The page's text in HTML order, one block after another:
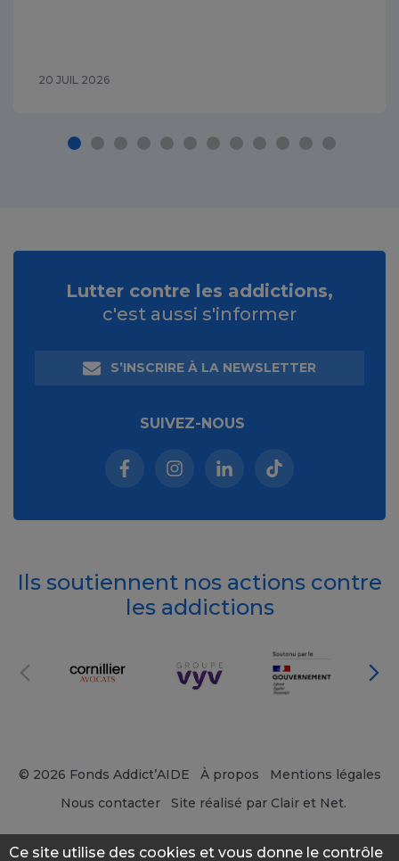
20 JUIL 2026
Lutter contre les addictions,
c'est aussi s'informer
S’INSCRIRE À LA NEWSLETTER
SUIVEZ-NOUS
Facebook (nouvelle fenêtre)
Instagram (nouvelle fenêtre)
Linkedin (nouvelle
Tiktok (nouvelle
Ils soutiennent nos actions contre
les addictions
© 2026 Fonds Addict’AIDE À propos
Mentions légales
Nous contacter
Site réalisé par Clair et Net.
Ce site utilise des cookies et vous donne le contrôle